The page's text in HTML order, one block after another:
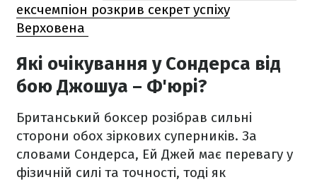
ексчемпіон розкрив секрет успіху
Верховена
Які очікування у Сондерса від
бою Джошуа – Ф'юрі?
Британський боксер розібрав сильні
сторони обох зіркових суперників. За
словами Сондерса, Ей Джей має перевагу у
фізичній силі та точності, тоді як